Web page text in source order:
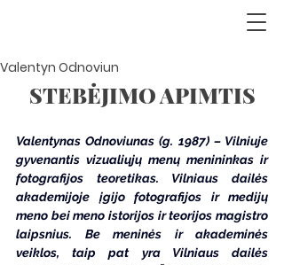
Valentyn Odnoviun
STEBĖJIMO APIMTIS
Valentynas Odnoviunas (g. 1987) – Vilniuje
gyvenantis vizualiųjų menų menininkas ir
fotografijos teoretikas. Vilniaus dailės
akademijoje įgijo fotografijos ir medijų
meno bei meno istorijos ir teorijos magistro
laipsnius. Be meninės ir akademinės
veiklos, taip pat yra Vilniaus dailės